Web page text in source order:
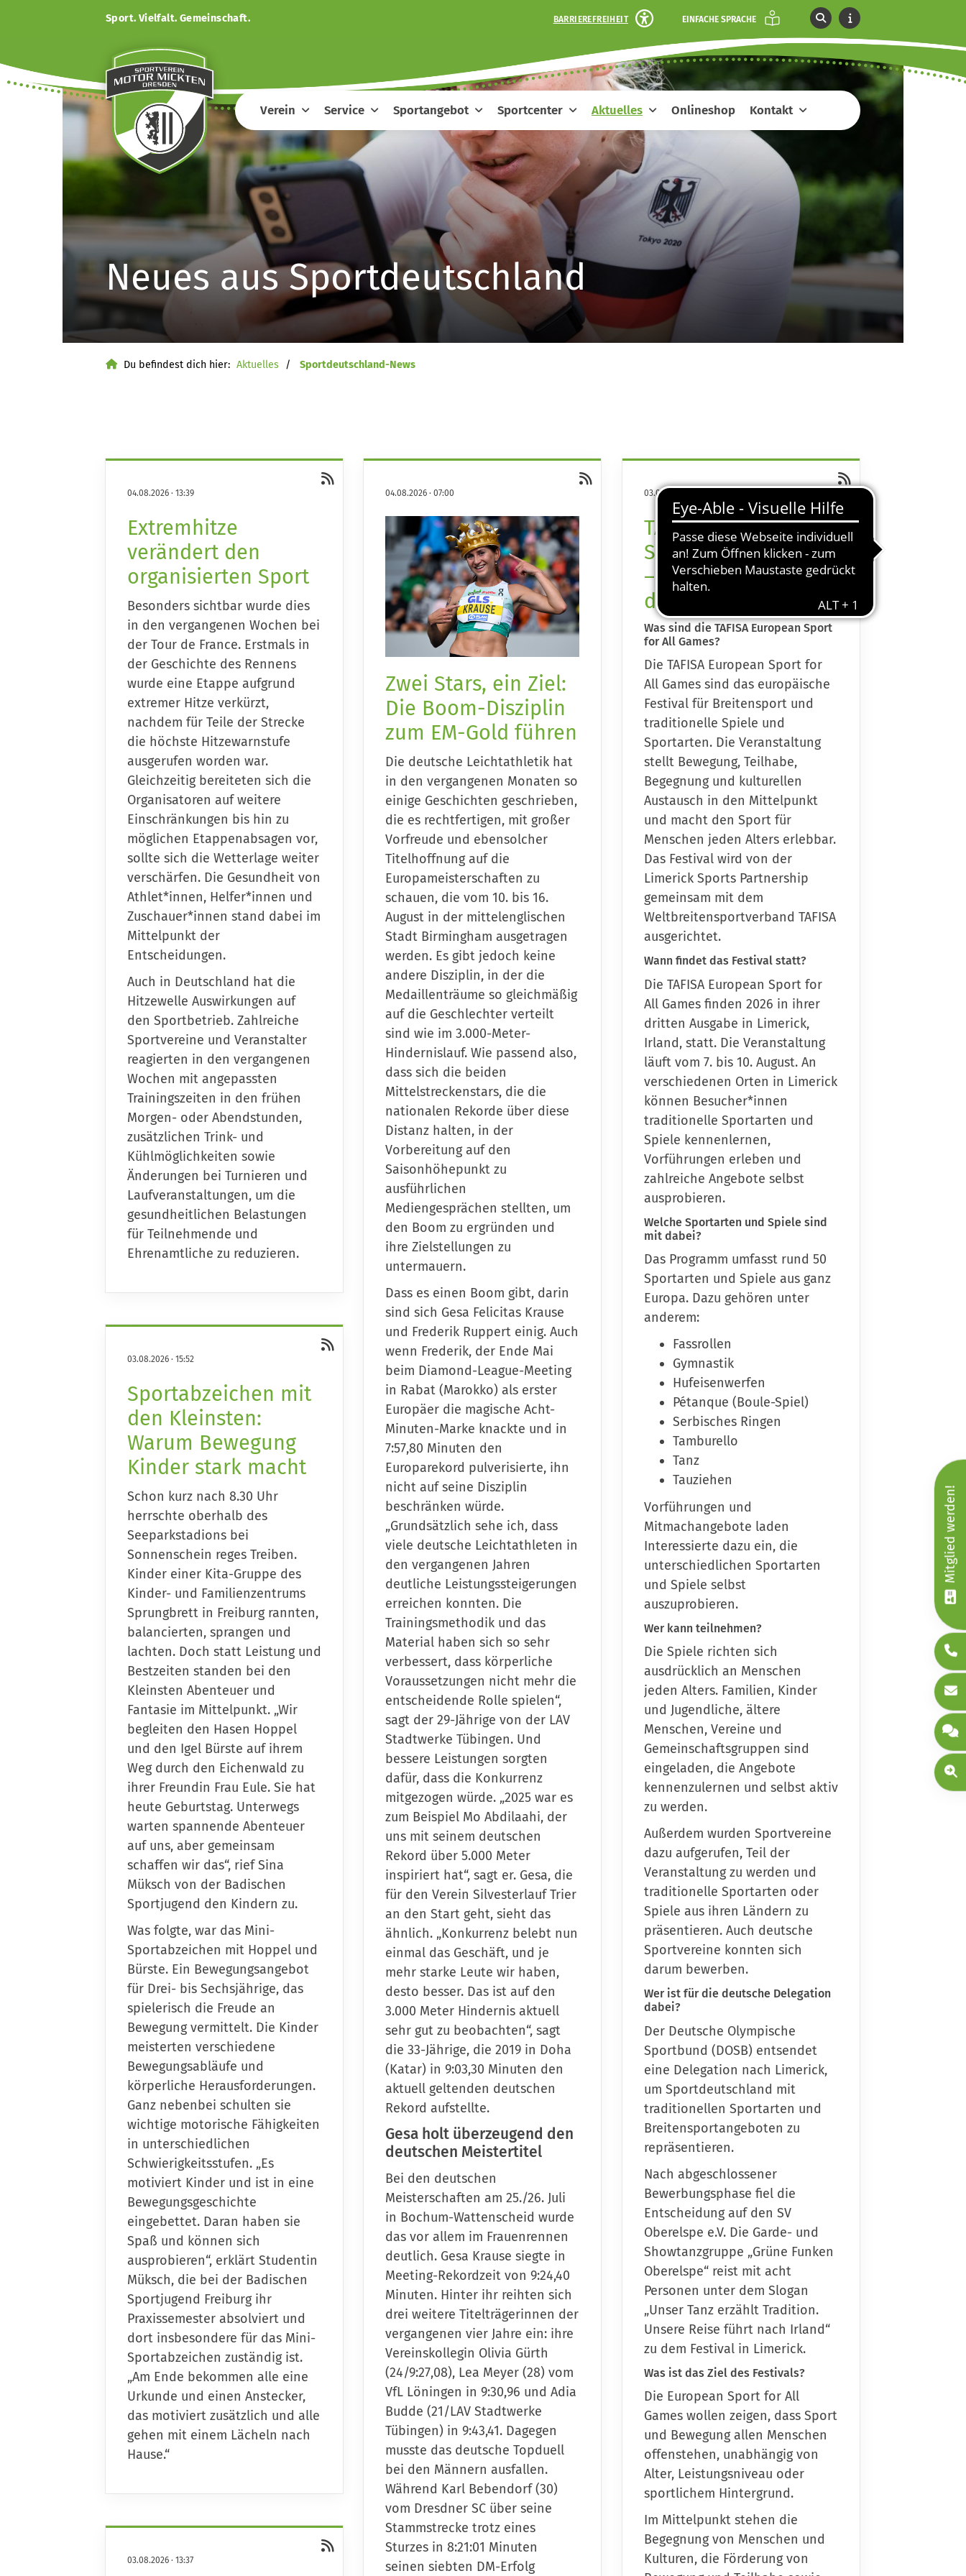
Sport. Vielfalt. Gemeinschaft. BARRIEREFREIHEIT EINFACHE SPRACHE
Verein Service Sportangebot Sportcenter Aktuelles Onlineshop Kontakt
Neues aus Sportdeutschland
Du befindest dich hier: Aktuelles Sportdeutschland-News
04.08.2026 · 13:39
Extremhitze
verändert den
organisierten Sport
Besonders sichtbar wurde dies
in den vergangenen Wochen bei
der Tour de France. Erstmals in
der Geschichte des Rennens
wurde eine Etappe aufgrund
extremer Hitze verkürzt,
nachdem für Teile der Strecke
die höchste Hitzewarnstufe
ausgerufen worden war.
Gleichzeitig bereiteten sich die
Organisatoren auf weitere
Einschränkungen bis hin zu
möglichen Etappenabsagen vor,
sollte sich die Wetterlage weiter
verschärfen. Die Gesundheit von
Athlet*innen, Helfer*innen und
Zuschauer*innen stand dabei im
Mittelpunkt der
Entscheidungen.
Auch in Deutschland hat die
Hitzewelle Auswirkungen auf
den Sportbetrieb. Zahlreiche
Sportvereine und Veranstalter
reagierten in den vergangenen
Wochen mit angepassten
Trainingszeiten in den frühen
Morgen- oder Abendstunden,
zusätzlichen Trink- und
Kühlmöglichkeiten sowie
Änderungen bei Turnieren und
Laufveranstaltungen, um die
gesundheitlichen Belastungen
für Teilnehmende und
Ehrenamtliche zu reduzieren.
04.08.2026 · 07:00
Zwei Stars, ein Ziel:
Die Boom-Disziplin
zum EM-Gold führen
Die deutsche Leichtathletik hat
in den vergangenen Monaten so
einige Geschichten geschrieben,
die es rechtfertigen, mit großer
Vorfreude und ebensolcher
Titelhoffnung auf die
Europameisterschaften zu
schauen, die vom 10. bis 16.
August in der mittelenglischen
Stadt Birmingham ausgetragen
werden. Es gibt jedoch keine
andere Disziplin, in der die
Medaillenträume so gleichmäßig
auf die Geschlechter verteilt
sind wie im 3.000-Meter-
Hindernislauf. Wie passend also,
dass sich die beiden
Mittelstreckenstars, die die
nationalen Rekorde über diese
Distanz halten, in der
Vorbereitung auf den
Saisonhöhepunkt zu
ausführlichen
Mediengesprächen stellten, um
den Boom zu ergründen und
ihre Zielstellungen zu
untermauern.
Dass es einen Boom gibt, darin
sind sich Gesa Felicitas Krause
und Frederik Ruppert einig. Auch
wenn Frederik, der Ende Mai
beim Diamond-League-Meeting
in Rabat (Marokko) als erster
Europäer die magische Acht-
Minuten-Marke knackte und in
7:57,80 Minuten den
Europarekord pulverisierte, ihn
nicht auf seine Disziplin
beschränken würde.
„Grundsätzlich sehe ich, dass
viele deutsche Leichtathleten in
den vergangenen Jahren
deutliche Leistungssteigerungen
erreichen konnten. Die
Trainingsmethodik und das
Material haben sich so sehr
verbessert, dass körperliche
Voraussetzungen nicht mehr die
entscheidende Rolle spielen“,
sagt der 29-Jährige von der LAV
Stadtwerke Tübingen. Und
bessere Leistungen sorgten
dafür, dass die Konkurrenz
mitgezogen würde. „2025 war es
zum Beispiel Mo Abdilaahi, der
uns mit seinem deutschen
Rekord über 5.000 Meter
inspiriert hat“, sagt er. Gesa, die
für den Verein Silvesterlauf Trier
an den Start geht, sieht das
ähnlich. „Konkurrenz belebt nun
einmal das Geschäft, und je
mehr starke Leute wir haben,
desto besser. Das ist auf den
3.000 Meter Hindernis aktuell
sehr gut zu beobachten“, sagt
die 33-Jährige, die 2019 in Doha
(Katar) in 9:03,30 Minuten den
aktuell geltenden deutschen
Rekord aufstellte.
Gesa holt überzeugend den
deutschen Meistertitel
Bei den deutschen
Meisterschaften am 25./26. Juli
in Bochum-Wattenscheid wurde
das vor allem im Frauenrennen
deutlich. Gesa Krause siegte in
Meeting-Rekordzeit von 9:24,40
Minuten. Hinter ihr reihten sich
drei weitere Titelträgerinnen der
vergangenen vier Jahre ein: ihre
Vereinskollegin Olivia Gürth
(24/9:27,08), Lea Meyer (28) vom
VfL Löningen in 9:30,96 und Adia
Budde (21/LAV Stadtwerke
Tübingen) in 9:43,41. Dagegen
musste das deutsche Topduell
bei den Männern ausfallen.
Während Karl Bebendorf (30)
vom Dresdner SC über seine
Stammstrecke trotz eines
Sturzes in 8:21:01 Minuten
seinen siebten DM-Erfolg
03.08.2026
TAFISA European
Sport for All Games
– Was steckt
dahinter?
Was sind die TAFISA European Sport
for All Games?
Die TAFISA European Sport for
All Games sind das europäische
Festival für Breitensport und
traditionelle Spiele und
Sportarten. Die Veranstaltung
stellt Bewegung, Teilhabe,
Begegnung und kulturellen
Austausch in den Mittelpunkt
und macht den Sport für
Menschen jeden Alters erlebbar.
Das Festival wird von der
Limerick Sports Partnership
gemeinsam mit dem
Weltbreitensportverband TAFISA
ausgerichtet.
Wann findet das Festival statt?
Die TAFISA European Sport for
All Games finden 2026 in ihrer
dritten Ausgabe in Limerick,
Irland, statt. Die Veranstaltung
läuft vom 7. bis 10. August. An
verschiedenen Orten in Limerick
können Besucher*innen
traditionelle Sportarten und
Spiele kennenlernen,
Vorführungen erleben und
zahlreiche Angebote selbst
ausprobieren.
Welche Sportarten und Spiele sind
mit dabei?
Das Programm umfasst rund 50
Sportarten und Spiele aus ganz
Europa. Dazu gehören unter
anderem:
Fassrollen
Gymnastik
Hufeisenwerfen
Pétanque (Boule-Spiel)
Serbisches Ringen
Tamburello
Tanz
Tauziehen
Vorführungen und
Mitmachangebote laden
Interessierte dazu ein, die
unterschiedlichen Sportarten
und Spiele selbst
auszuprobieren.
Wer kann teilnehmen?
Die Spiele richten sich
ausdrücklich an Menschen
jeden Alters. Familien, Kinder
und Jugendliche, ältere
Menschen, Vereine und
Gemeinschaftsgruppen sind
eingeladen, die Angebote
kennenzulernen und selbst aktiv
zu werden.
Außerdem wurden Sportvereine
dazu aufgerufen, Teil der
Veranstaltung zu werden und
traditionelle Sportarten oder
Spiele aus ihren Ländern zu
präsentieren. Auch deutsche
Sportvereine konnten sich
darum bewerben.
Wer ist für die deutsche Delegation
dabei?
Der Deutsche Olympische
Sportbund (DOSB) entsendet
eine Delegation nach Limerick,
um Sportdeutschland mit
traditionellen Sportarten und
Breitensportangeboten zu
repräsentieren.
Nach abgeschlossener
Bewerbungsphase fiel die
Entscheidung auf den SV
Oberelspe e.V. Die Garde- und
Showtanzgruppe „Grüne Funken
Oberelspe“ reist mit acht
Personen unter dem Slogan
„Unser Tanz erzählt Tradition.
Unsere Reise führt nach Irland“
zu dem Festival in Limerick.
Was ist das Ziel des Festivals?
Die European Sport for All
Games wollen zeigen, dass Sport
und Bewegung allen Menschen
offenstehen, unabhängig von
Alter, Leistungsniveau oder
sportlichem Hintergrund.
Im Mittelpunkt stehen die
Begegnung von Menschen und
Kulturen, die Förderung von
03.08.2026 · 15:52
Sportabzeichen mit
den Kleinsten:
Warum Bewegung
Kinder stark macht
Schon kurz nach 8.30 Uhr
herrschte oberhalb des
Seeparkstadions bei
Sonnenschein reges Treiben.
Kinder einer Kita-Gruppe des
Kinder- und Familienzentrums
Sprungbrett in Freiburg rannten,
balancierten, sprangen und
lachten. Doch statt Leistung und
Bestzeiten standen bei den
Kleinsten Abenteuer und
Fantasie im Mittelpunkt. „Wir
begleiten den Hasen Hoppel
und den Igel Bürste auf ihrem
Weg durch den Eichenwald zu
ihrer Freundin Frau Eule. Sie hat
heute Geburtstag. Unterwegs
warten spannende Abenteuer
auf uns, aber gemeinsam
schaffen wir das“, rief Sina
Müksch von der Badischen
Sportjugend den Kindern zu.
Was folgte, war das Mini-
Sportabzeichen mit Hoppel und
Bürste. Ein Bewegungsangebot
für Drei- bis Sechsjährige, das
spielerisch die Freude an
Bewegung vermittelt. Die Kinder
meisterten verschiedene
Bewegungsabläufe und
körperliche Herausforderungen.
Ganz nebenbei schulten sie
wichtige motorische Fähigkeiten
in unterschiedlichen
Schwierigkeitsstufen. „Es
motiviert Kinder und ist in eine
Bewegungsgeschichte
eingebettet. Daran haben sie
Spaß und können sich
ausprobieren“, erklärt Studentin
Müksch, die bei der Badischen
Sportjugend Freiburg ihr
Praxissemester absolviert und
dort insbesondere für das Mini-
Sportabzeichen zuständig ist.
„Am Ende bekommen alle eine
Urkunde und einen Anstecker,
das motiviert zusätzlich und alle
gehen mit einem Lächeln nach
Hause.“
03.08.2026 · 13:37
Mitglied werden!
Quicklinks
Sportangebote finden
Unser Sportangebot
Sportsuche
Sportcenter
Mitglieder-Service
Alles zur Mitgliedschaft
Fragen & Antworten
Mitglieder-Bereich
Geschäftsstelle
SV Motor Mickten
Pestalozziplatz 20
01127 Dresden
0351 84714 0
sv@motor-mickten.de